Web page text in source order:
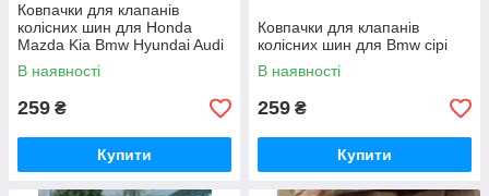
Ковпачки для клапанів
колісних шин для Honda
Mazda Kia Bmw Hyundai Audi
Lexus Mercedes gold
В наявності
259 ₴
Купити
Ковпачки для клапанів
колісних шин для Bmw сірі
В наявності
259 ₴
Купити